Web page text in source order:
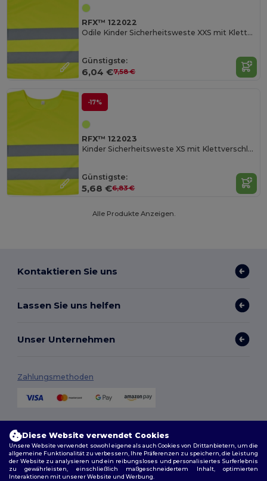
RFX™ 122022
Odile Kinder Sicherheitsweste XXS mit Klettverschluss
Günstigste:
6,04 €7,58 €
-17%
RFX™ 122023
Kinder Sicherheitsweste XS mit Klettverschluss
Günstigste:
5,68 €6,83 €
Alle Produkte Anzeigen.
Kontaktieren Sie uns
Lassen Sie uns helfen
Unser Unternehmen
Zahlungsmethoden
Diese Website verwendet Cookies
Unsere Website verwendet sowohl eigene als auch Cookies von Drittanbietern, um die
allgemeine Funktionalität zu verbessern, Ihre Präferenzen zu speichern, die Leistung
der Website zu analysieren und ein reibungsloses und personalisiertes Surferlebnis
zu gewährleisten, einschließlich maßgeschneidertem Inhalt, optimierten
Interaktionen mit unserer Website und Werbung.